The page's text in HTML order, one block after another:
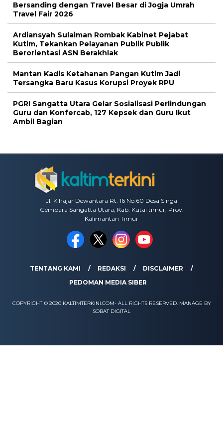
Bersanding dengan Travel Besar di Jogja Umrah
Travel Fair 2026
Ardiansyah Sulaiman Rombak Kabinet Pejabat
Kutim, Tekankan Pelayanan Publik Publik
Berorientasi ASN Berakhlak
Mantan Kadis Ketahanan Pangan Kutim Jadi
Tersangka Baru Kasus Korupsi Proyek RPU
PGRI Sangatta Utara Gelar Sosialisasi Perlindungan
Guru dan Konfercab, 127 Kepsek dan Guru Ikut
Ambil Bagian
Jl. Kihajar Dewantara Rt. 16 No.60 Desa Singa
Gembara Sangatta Utara, Kab. Kutai timur, Prov.
Kalimantan Timur
TENTANG KAMI REDAKSI
DISCLAIMER
PEDOMAN MEDIA SIBER
COPYRIGHT © 2020 KALTIMTERKINI.COM- ALL RIGHTS RESERVED. MANAGE BY
SOBAT DIGITAL